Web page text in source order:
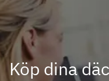
Köp dina